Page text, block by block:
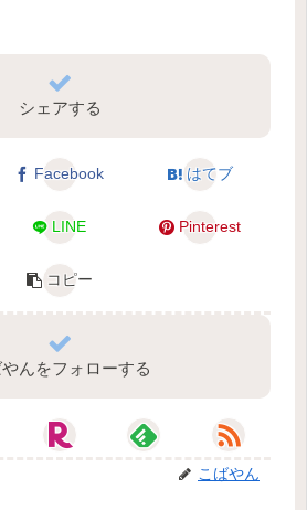
シェアする
Facebook はてブ
LINE Pinterest
コピー
やんをフォローする
こばやん